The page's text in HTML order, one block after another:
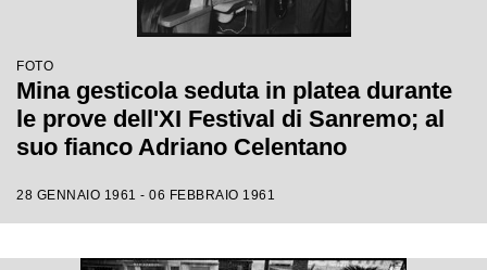
FOTO
Mina gesticola seduta in platea durante
le prove dell'XI Festival di Sanremo; al
suo fianco Adriano Celentano
28 GENNAIO 1961 - 06 FEBBRAIO 1961